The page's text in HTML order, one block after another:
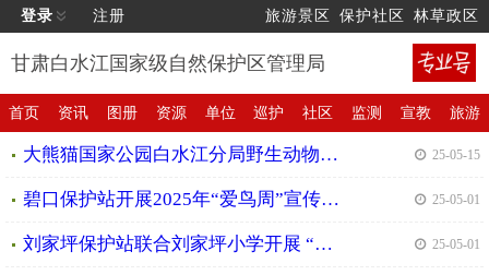
登录 注册 旅游景区 保护社区 林草政区
甘肃白水江国家级自然保护区管理局
首页 资讯 图册 资源 单位 巡护 社区 监测 宣教 旅游
大熊猫国家公园白水江分局野生动物调查监测项目成果丰硕 | 25-05-15
碧口保护站开展2025年“爱鸟周”宣传活动 | 25-05-01
刘家坪保护站联合刘家坪小学开展 “爱鸟护鸟，共建生态家园”主题爱鸟周活动 | 25-05-01